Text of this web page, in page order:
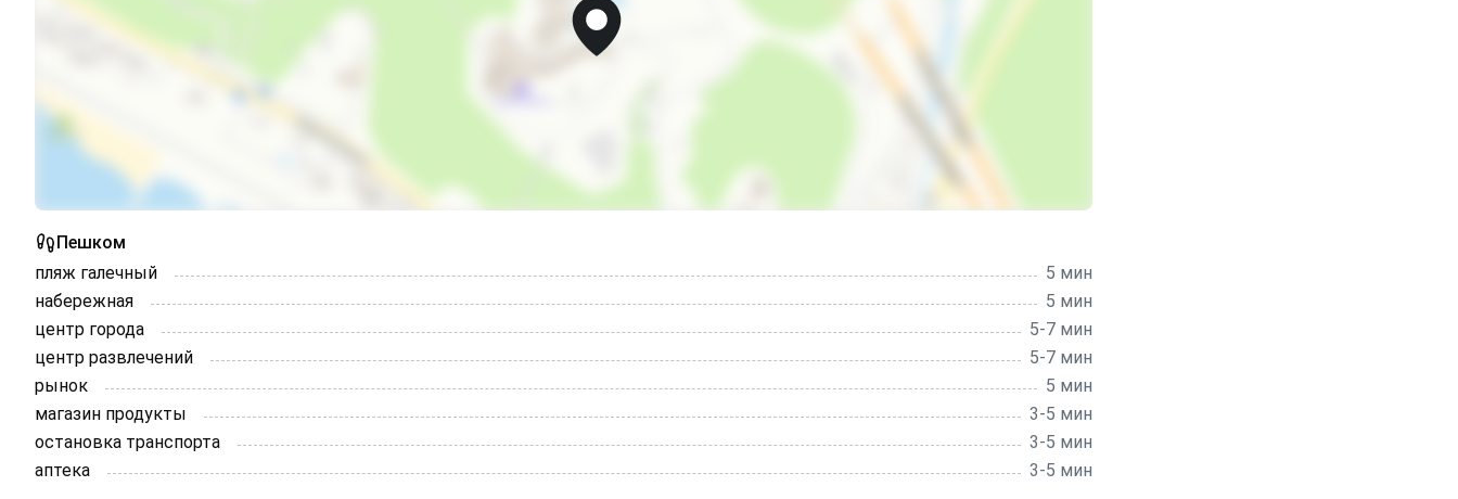
Пешком
пляж галечный
5 мин
набережная
5 мин
центр города
5-7 мин
центр развлечений
5-7 мин
рынок
5 мин
магазин продукты
3-5 мин
остановка транспорта
3-5 мин
аптека
3-5 мин